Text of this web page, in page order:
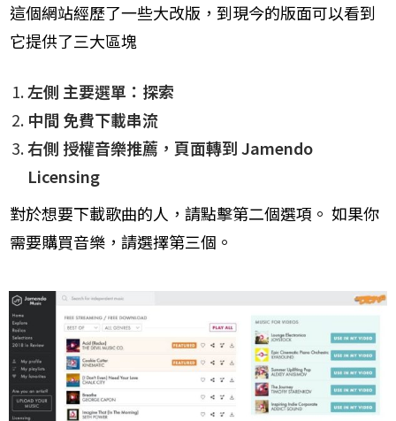
​這個網站經歷了一些大改版，到現今的版面可以看到
它提供了三大區塊
​左側 主要選單：探索
​中間 免費下載串流​
​右側 授權音樂推薦，頁面轉到 Jamendo
Licensing​
對於想要​下載歌曲的人，請點擊第二個選項。 如果你
需要購買音樂，請選擇第三個。